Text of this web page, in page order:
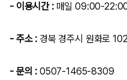
- 이용시간 : 매일 09:00-
- 주소 : 경북 경주시 원화로
- 문의 : 0507-1465-8309